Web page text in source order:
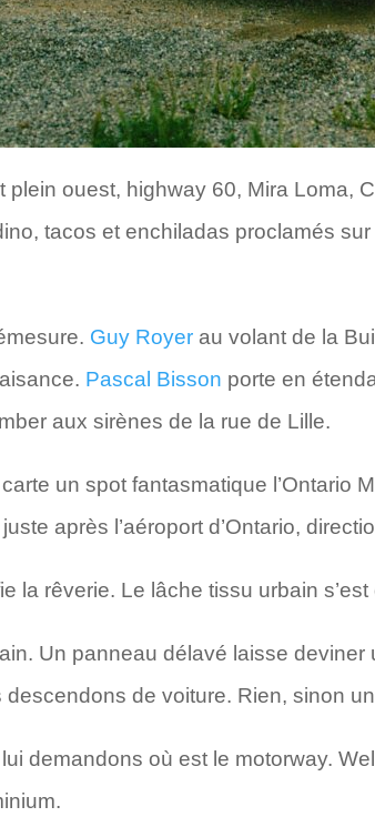
plein ouest, highway 60, Mira Loma,
tacos et enchiladas proclamés
Guy Royerau volant de la
Pascal Bisson porte en
aux sirènes de la rue de Lille.
un spot fantasmatique l’Ontario
après l’aéroport d’Ontario,
la rêverie. Le lâche tissu urbain
Un panneau délavé laisse
de voiture. Rien, sinon
demandons où est le motorway.